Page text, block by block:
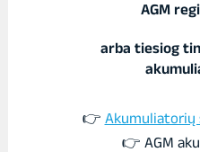
AGM
arba tiesiog
👉 Akumuliatorių
👉 AGM